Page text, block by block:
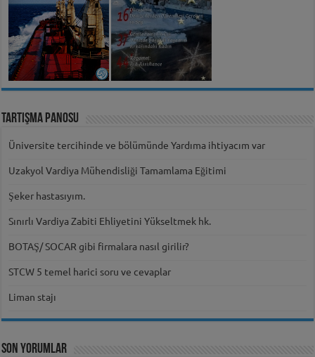
Tartışma Panosu
Üniversite tercihinde ve bölümünde Yardıma ihtiyacım var
Uzakyol Vardiya Mühendisliği Tamamlama Eğitimi
Şeker hastasıyım.
Sınırlı Vardiya Zabiti Ehliyetini Yükseltmek hk.
BOTAŞ/ SOCAR gibi firmalara nasıl girilir?
STCW 5 temel harici soru ve cevaplar
Liman stajı
Son Yorumlar